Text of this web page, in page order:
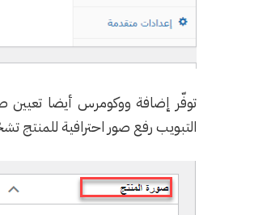
توفّر إضافة ووكومرس أيضا
التبويب رفع صور احترافية للمنتج